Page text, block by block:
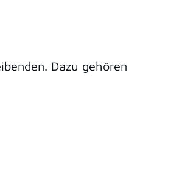
Dazu gehören